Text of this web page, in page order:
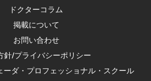
ドクターコラム
掲載について
お問い合わせ
針/プライバシーポリシー
ーダ・プロフェッショナル・スクール